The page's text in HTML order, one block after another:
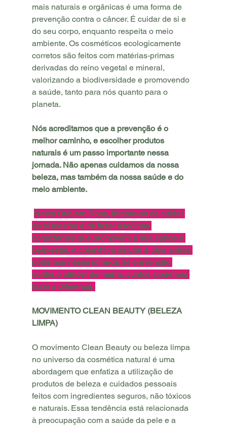
mais naturais e orgânicas é uma forma de
prevenção contra o câncer. É cuidar de si e
do seu corpo, enquanto respeita o meio
ambiente. Os cosméticos ecologicamente
corretos são feitos com matérias-primas
derivadas do reino vegetal e mineral,
valorizando a biodiversidade e promovendo
a saúde, tanto para nós quanto para o
planeta.
Nós acreditamos que a prevenção é o
melhor caminho, e escolher produtos
naturais é um passo importante nessa
jornada. Não apenas cuidamos da nossa
beleza, mas também da nossa saúde e do
meio ambiente.
Neste Outubro Rosa, lembre-se de cuidar
de si mesma e de fazer escolhas
conscientes que promovam a sua saúde e
bem-estar. A cosmética natural é uma aliada
poderosa nessa jornada de prevenção
contra o câncer de mama. Juntos, podemos
fazer a diferença.
MOVIMENTO CLEAN BEAUTY (BELEZA
LIMPA)
O movimento Clean Beauty ou beleza limpa
no universo da cosmética natural é uma
abordagem que enfatiza a utilização de
produtos de beleza e cuidados pessoais
feitos com ingredientes seguros, não tóxicos
e naturais. Essa tendência está relacionada
à preocupação com a saúde da pele e a